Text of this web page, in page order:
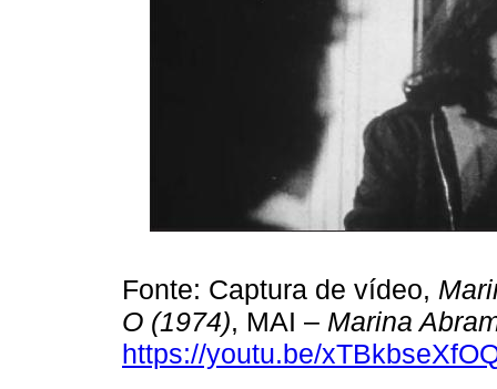
Fonte: Captura de vídeo,
O (1974), MAI – Marina
https://youtu.be/